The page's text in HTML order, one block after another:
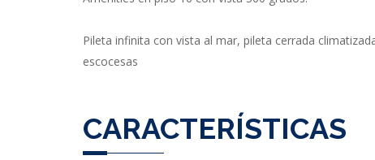
Pileta infinita con vista al mar, pileta cerrada
escocesas
CARACTERÍSTICAS